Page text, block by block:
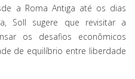
a Roma Antiga até os dias
Soll sugere que revisitar a
os desafios econômicos
de equilíbrio entre liberdade